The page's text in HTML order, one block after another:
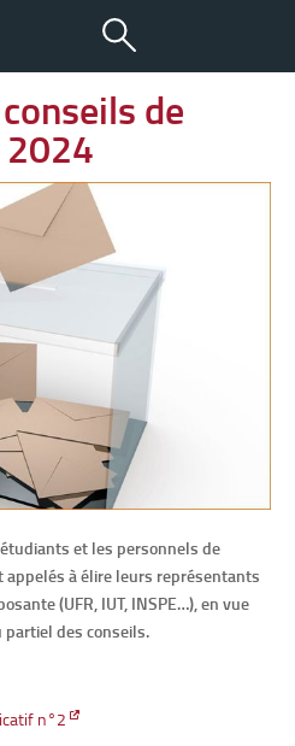
aA - +
de
et les personnels de
appelés à élire leurs représentants
(UFR, IUT, INSPE…), en vue
des conseils.
n°2